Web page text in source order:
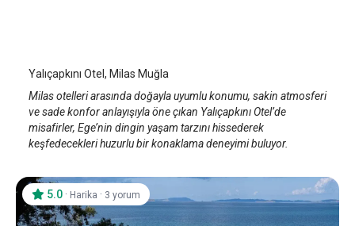
Yalıçapkını Otel, Milas Muğla
Milas otelleri arasında doğayla uyumlu konumu, sakin atmosferi
ve sade konfor anlayışıyla öne çıkan Yalıçapkını Otel’de
misafirler, Ege’nin dingin yaşam tarzını hissederek
keşfedecekleri huzurlu bir konaklama deneyimi buluyor.
5.0 · Harika · 3 yorum